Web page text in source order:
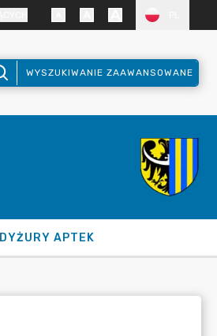
WYSZUKIWANIE ZAAWANSOWANE
DYŻURY APTEK